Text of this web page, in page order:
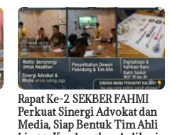
Rapat Ke-2 SEKBER FAHMI
Perkuat Sinergi Advokat dan
Media, Siap Bentuk Tim Ahli